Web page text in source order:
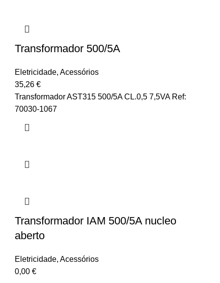
Transformador 500/5A
Eletricidade, Acessórios
35,26 €
Transformador AST315 500/5A CL.0,5 7,5VA Ref:
70030-1067
Transformador IAM 500/5A nucleo
aberto
Eletricidade, Acessórios
0,00 €